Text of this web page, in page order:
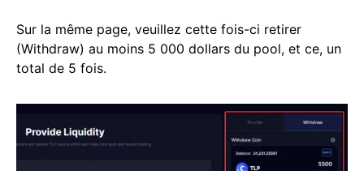
Sur la même page, veuillez cette fois-ci retirer
(Withdraw) au moins 5 000 dollars du pool, et ce, un
total de 5 fois.